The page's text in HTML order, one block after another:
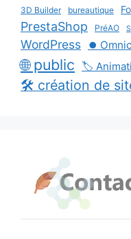
3D Builder bureautique
PrestaShop
PréAO
WordPress ⏺️
🌐 public 🏷️
🛠️ création de